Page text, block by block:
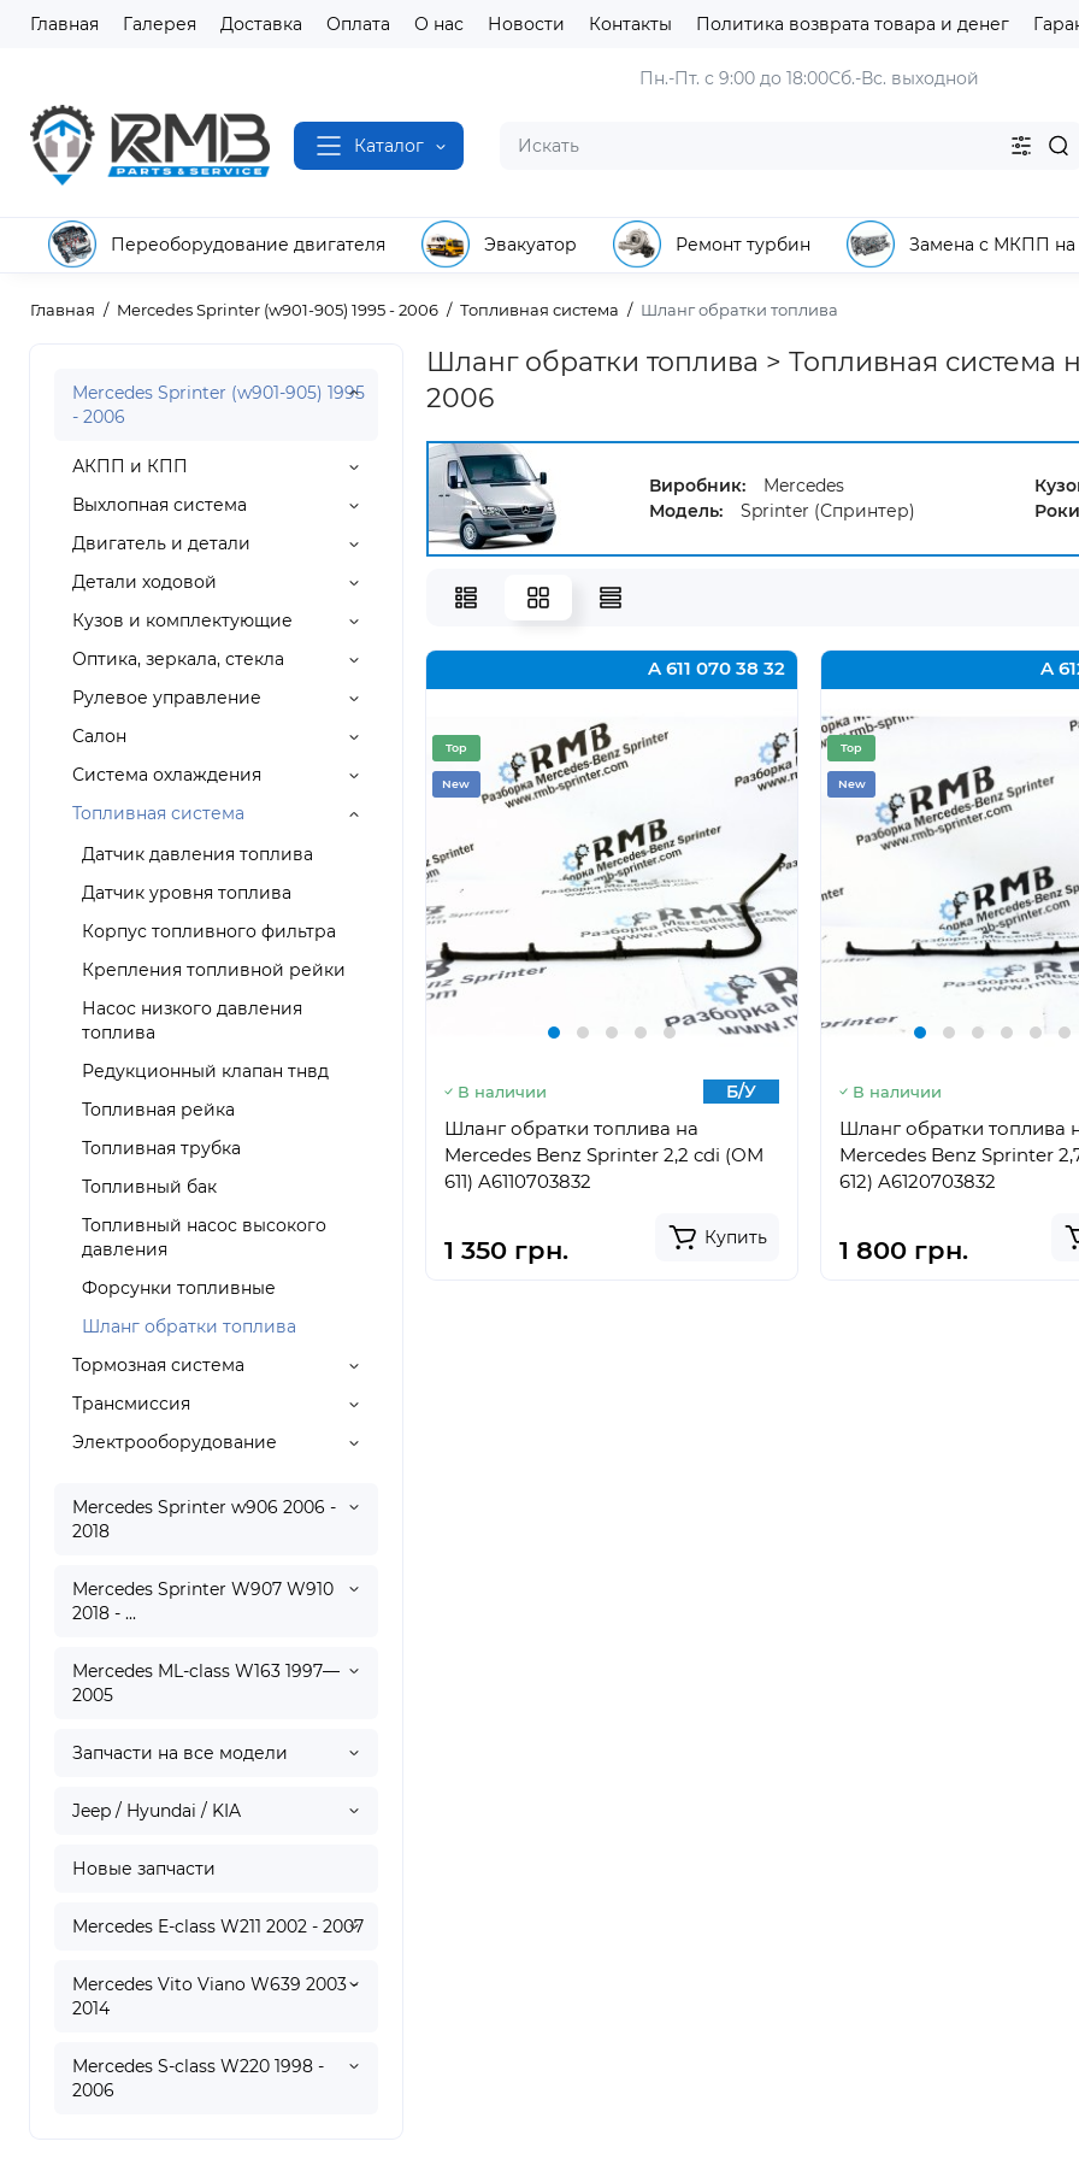
Главная Галерея Доставка Оплата О нас Новости Контакты Политика возврата товара и денег
Каталог
Пн.-Пт. с 9:00 до 18:00Сб.-Вс. выходной
Переоборудование двигателя Эвакуатор Ремонт турбин Замена с МКПП
Главная Mercedes Sprinter (w901-905) 1995 - 2006 Топливная система Шланг обратки топлива
Mercedes Sprinter (w901-905) 1995
- 2006
АКПП и КПП
Выхлопная система
Двигатель и детали
Детали ходовой
Кузов и комплектующие
Оптика, зеркала, стекла
Рулевое управление
Салон
Система охлаждения
Топливная система
Датчик давления топлива
Датчик уровня топлива
Корпус топливного фильтра
Крепления топливной рейки
Насос низкого давления
топлива
Редукционный клапан тнвд
Топливная рейка
Топливная трубка
Топливный бак
Топливный насос высокого
давления
Форсунки топливные
Шланг обратки топлива
Тормозная система
Трансмиссия
Электрооборудование
Mercedes Sprinter w906 2006 -
2018
Mercedes Sprinter W907 W910
2018 - ...
Mercedes ML-class W163 1997—
2005
Запчасти на все модели
Jeep / Hyundai / KIA
Новые запчасти
Mercedes E-class W211 2002 - 2007
Mercedes Vito Viano W639 2003 -
2014
Mercedes S-class W220 1998 -
2006
Шланг обратки топлива > Топливная система
2006
Виробник: Mercedes
Модель:
Sprinter (Спринтер)
A 611 070 38 32
Top
New
В наличии Б/У
Шланг обратки топлива на
Mercedes Benz Sprinter 2,2 cdi (ОМ
611) A6110703832
1 350 грн. Купить
A
Top
New
В наличии
Шланг обратки топлива
Mercedes Benz Sprinter
612) A6120703832
1 800 грн.